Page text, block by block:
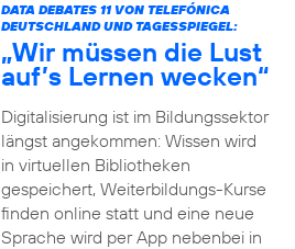
DATA DEBATES 11 VON TELEFÓNICA
DEUTSCHLAND UND TAGESSPIEGEL:
„Wir müssen die Lust
auf’s Lernen wecken“
Digitalisierung ist im Bildungssektor
längst angekommen: Wissen wird
in virtuellen Bibliotheken
gespeichert, Weiterbildungs-Kurse
finden online statt und eine neue
Sprache wird per App nebenbei in